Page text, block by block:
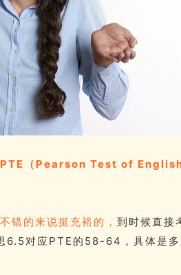
PTE（Pearson Test of
错的来说挺充裕的， 到时候直接
6.5对应PTE的58-64，具体是多